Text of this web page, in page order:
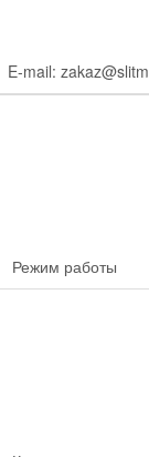
E-mail:
Режим работы